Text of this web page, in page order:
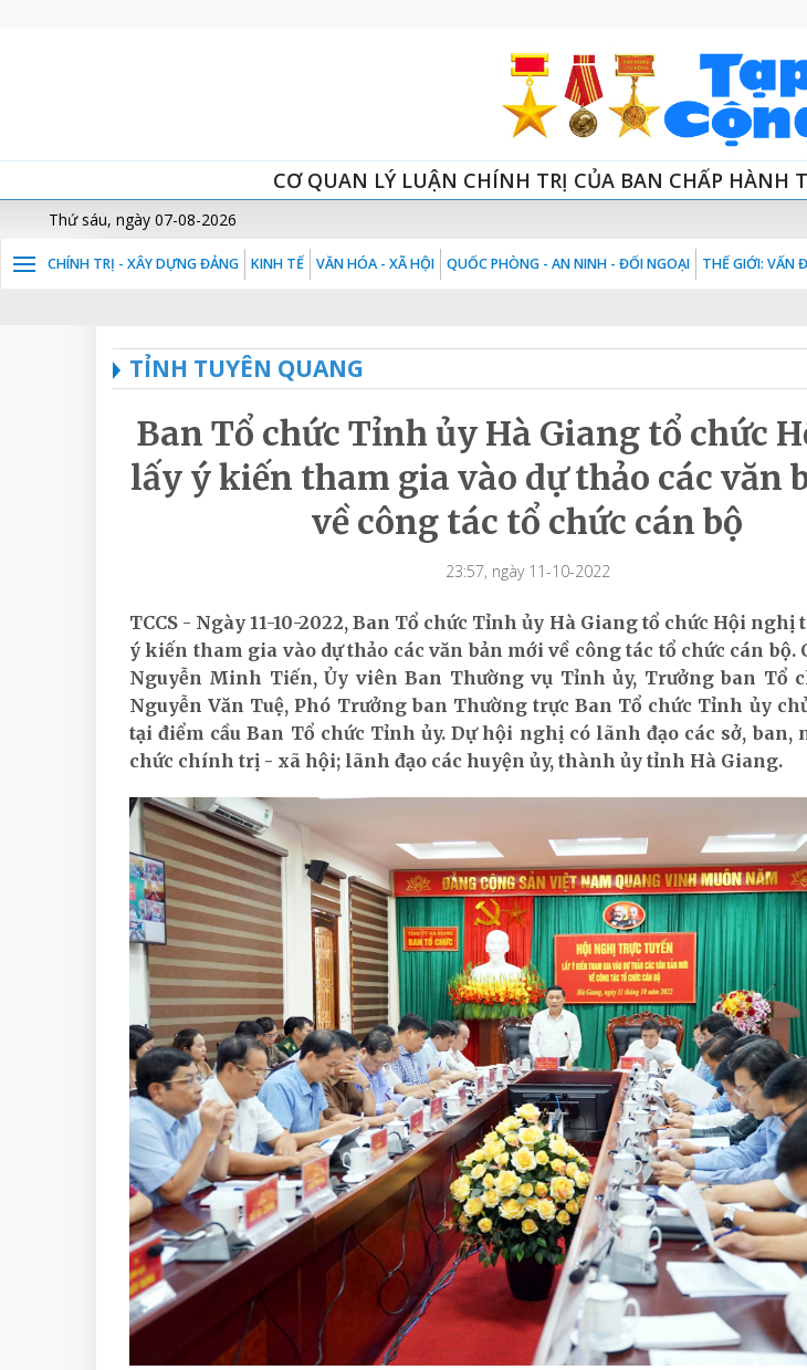
CƠ QUAN LÝ LUẬN CHÍNH TRỊ CỦA BAN CHẤP HÀNH
Thứ sáu, ngày 07-08-2026
CHÍNH TRỊ - XÂY DỰNG ĐẢNG KINH TẾ VĂN HÓA - XÃ HỘI QUỐC PHÒNG - AN NINH - ĐỐI NGOẠI THẾ GIỚI: VẤN
TỈNH TUYÊN QUANG
Ban Tổ chức Tỉnh ủy Hà Giang tổ chức
lấy ý kiến tham gia vào dự thảo các văn
về công tác tổ chức cán bộ
23:57, ngày 11-10-2022
TCCS - Ngày 11-10-2022, Ban Tổ chức Tỉnh ủy Hà Giang tổ chức Hội nghị
ý kiến tham gia vào dự thảo các văn bản mới về công tác tổ chức cán bộ.
Nguyễn Minh Tiến, Ủy viên Ban Thường vụ Tỉnh ủy, Trưởng ban Tổ
Nguyễn Văn Tuệ, Phó Trưởng ban Thường trực Ban Tổ chức Tỉnh ủy
tại điểm cầu Ban Tổ chức Tỉnh ủy. Dự hội nghị có lãnh đạo các sở, ban,
chức chính trị - xã hội; lãnh đạo các huyện ủy, thành ủy tỉnh Hà Giang.